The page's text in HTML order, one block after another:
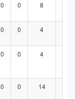
0 0 8
0 0 4
0 0 4
0 0 14